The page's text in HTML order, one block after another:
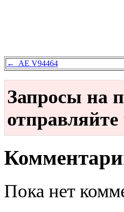
← AE V94464
Запросы на
Пока нет